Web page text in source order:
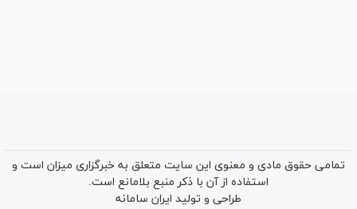
تمامی حقوق مادی و معنوی این سایت متعلق به خبرگزاری میزان است و
استفاده از آن با ذکر منبع بلامانع است.
طراحی و تولید ایران سامانه